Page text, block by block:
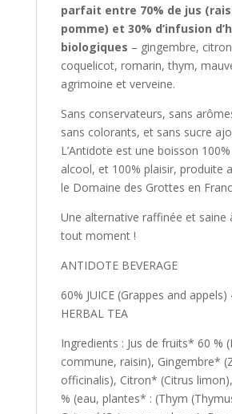
parfait entre 70% de jus
pomme) et 30% d’infusion
biologiques – gingembre,
coquelicot, romarin, thym,
agrimoine et verveine.
Sans conservateurs, sans
sans colorants, et sans sucre
L’Antidote est une boisson
alcool, et 100% plaisir, produite
le Domaine des Grottes en
Une alternative raffinée et saine
tout moment !
ANTIDOTE BEVERAGE
60% JUICE (Grappes and appels)
HERBAL TEA
Ingredients : Jus de fruits* 60 %
commune, raisin), Gingembre*
officinalis), Citron* (Citrus
% (eau, plantes* : (Thym